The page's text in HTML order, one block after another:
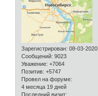
Зарегистрирован: 08-03-2020
Сообщений: 9023
Уважение: +7064
Позитив: +5747
Провел на форуме:
4 месяца 19 дней
Последний визит: